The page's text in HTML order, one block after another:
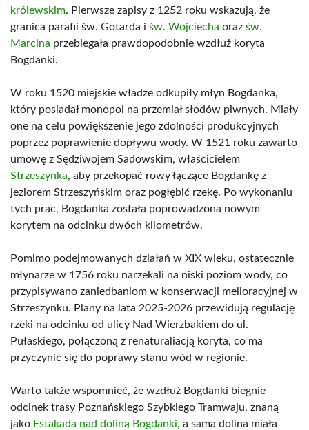
królewskim. Pierwsze zapisy z 1252 roku wskazują, że
granica parafii św. Gotarda i św. Wojciecha oraz św.
Marcina przebiegała prawdopodobnie wzdłuż koryta
Bogdanki.
W roku 1520 miejskie władze odkupiły młyn Bogdanka,
który posiadał monopol na przemiał słodów piwnych. Miały
one na celu powiększenie jego zdolności produkcyjnych
poprzez poprawienie dopływu wody. W 1521 roku zawarto
umowę z Sędziwojem Sadowskim, właścicielem
Strzeszynka, aby przekopać rowy łączące Bogdankę z
jeziorem Strzeszyńskim oraz pogłębić rzekę. Po wykonaniu
tych prac, Bogdanka została poprowadzona nowym
korytem na odcinku dwóch kilometrów.
Pomimo podejmowanych działań w XIX wieku, ostatecznie
młynarze w 1756 roku narzekali na niski poziom wody, co
przypisywano zaniedbaniom w konserwacji melioracyjnej w
Strzeszynku. Plany na lata 2025-2026 przewidują regulację
rzeki na odcinku od ulicy Nad Wierzbakiem do ul.
Pułaskiego, połączoną z renaturaliacją koryta, co ma
przyczynić się do poprawy stanu wód w regionie.
Warto także wspomnieć, że wzdłuż Bogdanki biegnie
odcinek trasy Poznańskiego Szybkiego Tramwaju, znaną
jako Estakada nad doliną Bogdanki, a sama dolina miała